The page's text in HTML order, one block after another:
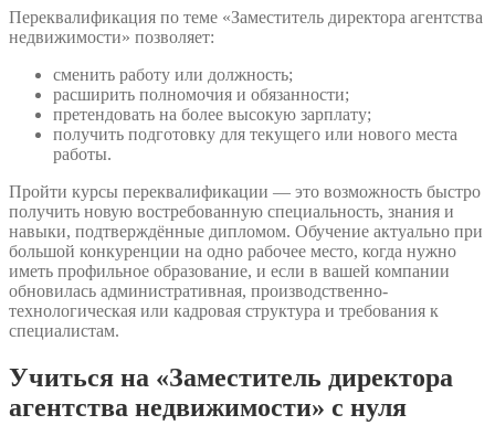
Переквалификация по теме «Заместитель директора агентства
недвижимости» позволяет:
сменить работу или должность;
расширить полномочия и обязанности;
претендовать на более высокую зарплату;
получить подготовку для текущего или нового места
работы.
Пройти курсы переквалификации — это возможность быстро
получить новую востребованную специальность, знания и
навыки, подтверждённые дипломом. Обучение актуально при
большой конкуренции на одно рабочее место, когда нужно
иметь профильное образование, и если в вашей компании
обновилась административная, производственно-
технологическая или кадровая структура и требования к
специалистам.
Учиться на «Заместитель директора
агентства недвижимости» с нуля